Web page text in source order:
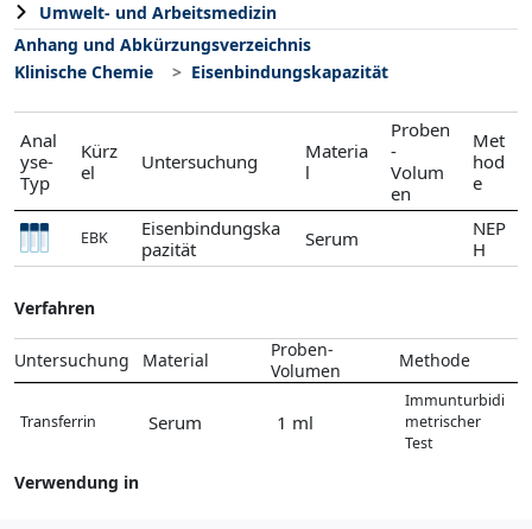
Umwelt- und Arbeitsmedizin
Anhang und Abkürzungsverzeichnis
Klinische Chemie
Eisenbindungskapazität
Anal
yse-
Typ
Kürz
el
Untersuchung
Materia
l
Proben
-
Volum
en
Met
hod
e
EBK
Eisenbindungska
pazität
Serum
NEP
H
Verfahren
Untersuchung Material
Proben-
Volumen
Methode
Transferrin Serum 1 ml
Immunturbidi
metrischer
Test
Verwendung in